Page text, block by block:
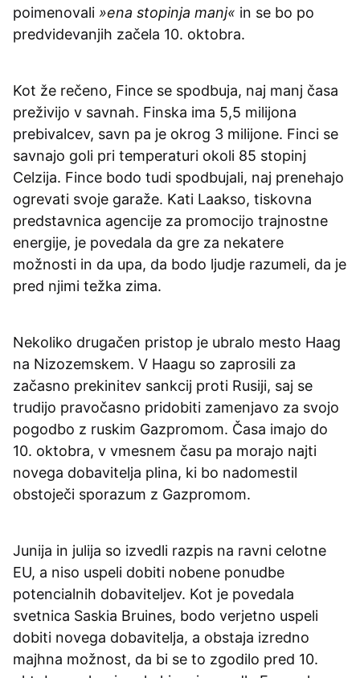
poimenovali »ena stopinja manj« in se bo po
predvidevanjih začela 10. oktobra.
Kot že rečeno, Fince se spodbuja, naj manj časa
preživijo v savnah. Finska ima 5,5 milijona
prebivalcev, savn pa je okrog 3 milijone. Finci se
savnajo goli pri temperaturi okoli 85 stopinj
Celzija. Fince bodo tudi spodbujali, naj prenehajo
ogrevati svoje garaže. Kati Laakso, tiskovna
predstavnica agencije za promocijo trajnostne
energije, je povedala da gre za nekatere
možnosti in da upa, da bodo ljudje razumeli, da je
pred njimi težka zima.
Nekoliko drugačen pristop je ubralo mesto Haag
na Nizozemskem. V Haagu so zaprosili za
začasno prekinitev sankcij proti Rusiji, saj se
trudijo pravočasno pridobiti zamenjavo za svojo
pogodbo z ruskim Gazpromom. Časa imajo do
10. oktobra, v vmesnem času pa morajo najti
novega dobavitelja plina, ki bo nadomestil
obstoječi sporazum z Gazpromom.
Junija in julija so izvedli razpis na ravni celotne
EU, a niso uspeli dobiti nobene ponudbe
potencialnih dobaviteljev. Kot je povedala
svetnica Saskia Bruines, bodo verjetno uspeli
dobiti novega dobavitelja, a obstaja izredno
majhna možnost, da bi se to zgodilo pred 10.